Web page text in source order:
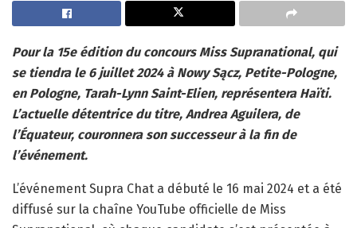
Pour la 15e édition du concours Miss Supranational, qui
se tiendra le 6 juillet 2024 à Nowy Sącz, Petite-Pologne,
en Pologne, Tarah-Lynn Saint-Elien, représentera Haïti.
L’actuelle détentrice du titre, Andrea Aguilera, de
l’Équateur, couronnera son successeur à la fin de
l’événement.
L’événement Supra Chat a débuté le 16 mai 2024 et a été
diffusé sur la chaîne YouTube officielle de Miss